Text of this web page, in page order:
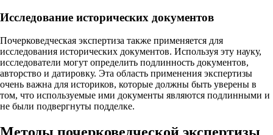
Исследование исторических документов
Почерковедческая экспертиза также применяется для
исследования исторических документов. Используя эту науку,
исследователи могут определить подлинность документов,
авторство и датировку. Эта область применения экспертизы
очень важна для историков, которые должны быть уверены в
том, что используемые ими документы являются подлинными и
не были подвергнуты подделке.